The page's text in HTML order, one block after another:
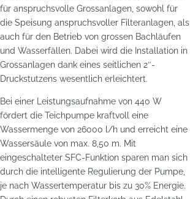
für anspruchsvolle Grossanlagen, sowohl für
die Speisung anspruchsvoller Filteranlagen, als
auch für den Betrieb von grossen Bachläufen
und Wasserfällen. Dabei wird die Installation in
Grossanlagen dank eines seitlichen 2″-
Druckstutzens wesentlich erleichtert.
Bei einer Leistungsaufnahme von 440 W
fördert die Teichpumpe kraftvoll eine
Wassermenge von 26000 l/h und erreicht eine
Wassersäule von max. 8,50 m. Mit
eingeschalteter SFC-Funktion sparen man sich
durch die intelligente Regulierung der Pumpe,
je nach Wassertemperatur bis zu 30% Energie.